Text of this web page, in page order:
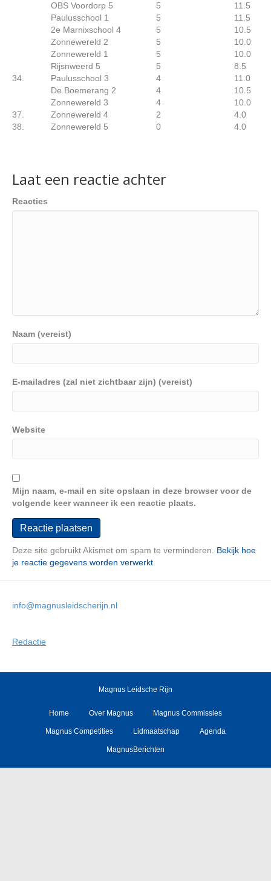
OBS Voordorp 5
5
11.5
Paulusschool 1
5
11.5
2e Marnixschool 4
5
10.5
Zonnewereld 2
5
10.0
Zonnewereld 1
5
10.0
Rijsnweerd 5
5
8.5
34.
Paulusschool 3 4
11.0
De Boemerang 2
4
10.5
Zonnewereld 3
4
10.0
37.
Zonnewereld 4 2
4.0
38.
Zonnewereld 5 0 4.0
Laat een reactie achter
Reacties
Naam (vereist)
E-mailadres (zal niet zichtbaar zijn) (vereist)
Website
Mijn naam, e-mail en site opslaan in deze browser voor de
volgende keer wanneer ik een reactie plaats.
Deze site gebruikt Akismet om spam te verminderen. Bekijk hoe
je reactie gegevens worden verwerkt
info@magnusleidscherijn.nl
Redactie
Magnus Leidsche Rijn
Home Over Magnus Magnus Commissies
Magnus Competities Lidmaatschap Agenda
MagnusBerichten